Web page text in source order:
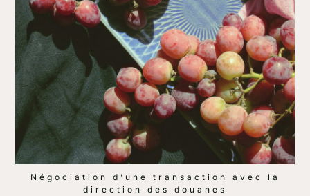
Négociation d’une transaction avec la
direction des douanes